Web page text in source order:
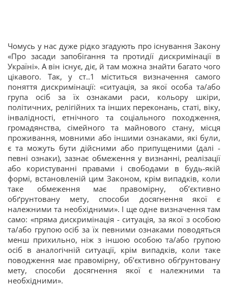
Чомусь у нас дуже рідко згадують про існування Закону
«Про засади запобігання та протидії дискримінації в
Україні». А він існує, діє, й там можна знайти багато чого
цікавого. Так, у ст..1 міститься визначення самого
поняття дискримінації: «ситуація, за якої особа та/або
група осіб за їх ознаками раси, кольору шкіри,
політичних, релігійних та інших переконань, статі, віку,
інвалідності, етнічного та соціального походження,
громадянства, сімейного та майнового стану, місця
проживання, мовними або іншими ознаками, які були,
є та можуть бути дійсними або припущеними (далі -
певні ознаки), зазнає обмеження у визнанні, реалізації
або користуванні правами і свободами в будь-якій
формі, встановленій цим Законом, крім випадків, коли
таке обмеження має правомірну, об’єктивно
обґрунтовану мету, способи досягнення якої є
належними та необхідними». І ще одне визначення там
само: «пряма дискримінація - ситуація, за якої з особою
та/або групою осіб за їх певними ознаками поводяться
менш прихильно, ніж з іншою особою та/або групою
осіб в аналогічній ситуації, крім випадків, коли таке
поводження має правомірну, об’єктивно обґрунтовану
мету, способи досягнення якої є належними та
необхідними».